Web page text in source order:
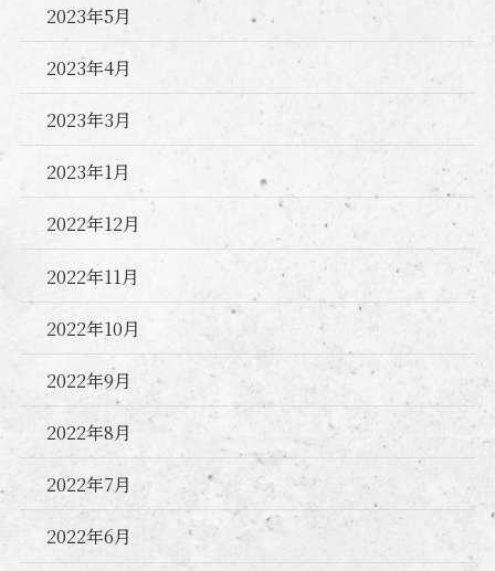
2023年5月
2023年4月
2023年3月
2023年1月
2022年12月
2022年11月
2022年10月
2022年9月
2022年8月
2022年7月
2022年6月